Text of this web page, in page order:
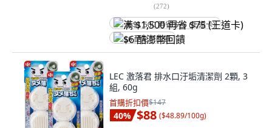
(272)
满 $1,500 再省 $75 (王道卡)
$6 酷澎幣回饋
LEC 激落君 排水口汙垢清潔劑 2顆, 3
組, 60g
首購折扣價$147
40% $88 ($48.89/100g)